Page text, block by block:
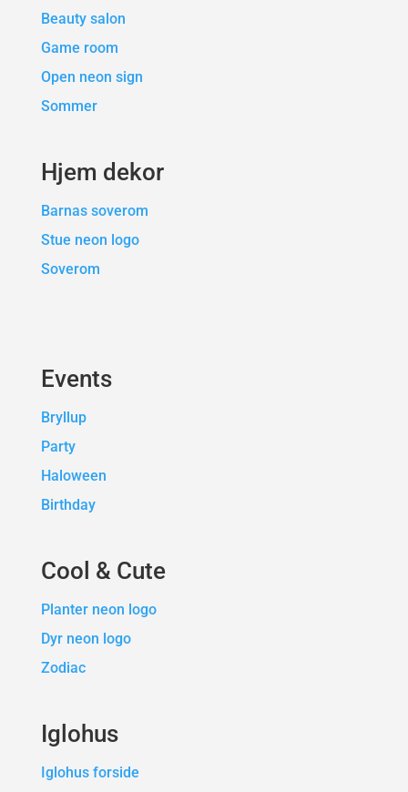
Beauty salon
Game room
Open neon sign
Sommer
Hjem dekor
Barnas soverom
Stue neon logo
Soverom
Events
Bryllup
Party
Haloween
Birthday
Cool & Cute
Planter neon logo
Dyr neon logo
Zodiac
Iglohus
Iglohus forside